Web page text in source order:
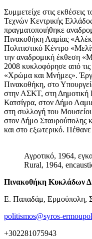
Συμμετείχε στις
Τεχνών Κεντρικής
πραγματοποιήθηκε
Πινακοθήκη Λαμίας
Πολιτιστικό Κέντρο
την αναδρομική έκθεση
2008 κυκλοφόρησε από τις
«Χρώμα και Μνήμες».
Πινακοθήκη, στο
στην ΑΣΚΤ, στη Δημοτική
Κατσίγρα, στον Δήμο
στη συλλογή του
στον Δήμο Σταυρούπολης
και στο εξωτερικό.
Αγροτικό, 1964,
Rural, 1964,
Πινακοθήκη Κυκλάδων
Ε. Παπαδάμ, Ερμούπολη,
politismos@syros-
+302281075943